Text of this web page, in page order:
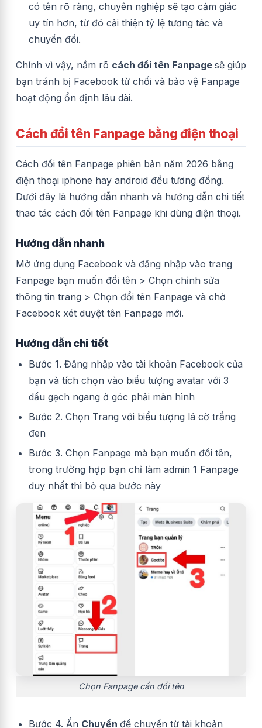
có tên rõ ràng, chuyên nghiệp sẽ tạo cảm giác
uy tín hơn, từ đó cải thiện tỷ lệ tương tác và
chuyển đổi.
Chính vì vậy, nắm rõ cách đổi tên Fanpage sẽ giúp
bạn tránh bị Facebook từ chối và bảo vệ Fanpage
hoạt động ổn định lâu dài.
Cách đổi tên Fanpage bằng điện thoại
Cách đổi tên Fanpage phiên bản năm 2026 bằng
điện thoại iphone hay android đều tương đồng.
Dưới đây là hướng dẫn nhanh và hướng dẫn chi tiết
thao tác cách đổi tên Fanpage khi dùng điện thoại.
Hướng dẫn nhanh
Mở ứng dụng Facebook và đăng nhập vào trang
Fanpage bạn muốn đổi tên > Chọn chỉnh sửa
thông tin trang > Chọn đổi tên Fanpage và chờ
Facebook xét duyệt tên Fanpage mới.
Hướng dẫn chi tiết
Bước 1. Đăng nhập vào tài khoản Facebook của
bạn và tích chọn vào biểu tượng avatar với 3
dấu gạch ngang ở góc phải màn hình
Bước 2. Chọn Trang với biểu tượng lá cờ trắng
đen
Bước 3. Chọn Fanpage mà bạn muốn đổi tên,
trong trường hợp bạn chỉ làm admin 1 Fanpage
duy nhất thì bỏ qua bước này
Chọn Fanpage cần đổi tên
Bước 4. Ấn Chuyển để chuyển từ tài khoản